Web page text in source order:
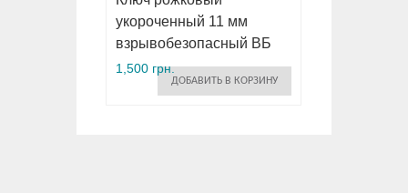
укороченный 11 мм
взрывобезопасный ВБ
1,500 грн.
ДОБАВИТЬ В КОРЗИНУ